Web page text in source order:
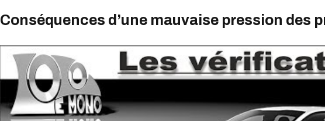
Conséquences d’une mauvaise pression des